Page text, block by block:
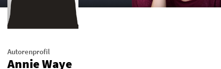
Autorenprofil
Annie Waye